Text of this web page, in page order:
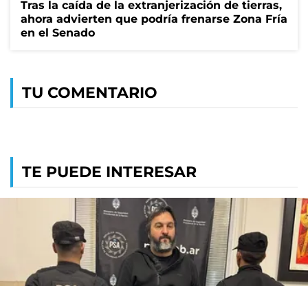
Tras la caída de la extranjerización de tierras,
ahora advierten que podría frenarse Zona Fría
en el Senado
TU COMENTARIO
TE PUEDE INTERESAR